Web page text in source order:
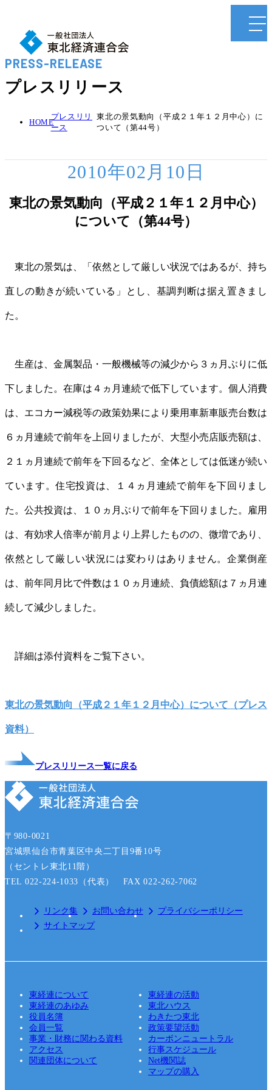
PRESS-RELEASE
プレスリリース
HOME
プレスリリ
ース
東北の景気動向（平成２１年１２月中心）に
ついて（第44号）
2010年02月10日
東北の景気動向（平成２１年１２月中心）
について（第44号）
東北の景気は、「依然として厳しい状況ではあるが、持ち
直しの動きが続いている」とし、基調判断は据え置きまし
た。
生産は、金属製品・一般機械等の減少から３ヵ月ぶりに低
下しました。在庫は４ヵ月連続で低下しています。個人消費
は、エコカー減税等の政策効果により乗用車新車販売台数は
６ヵ月連続で前年を上回りましたが、大型小売店販売額は、
２１ヵ月連続で前年を下回るなど、全体としては低迷が続い
ています。住宅投資は、１４ヵ月連続で前年を下回りまし
た。公共投資は、１０ヵ月ぶりで前年を下回りました。雇用
は、有効求人倍率が前月より上昇したものの、微増であり、
依然として厳しい状況には変わりはありません。企業倒産
は、前年同月比で件数は１０ヵ月連続、負債総額は７ヵ月連
続して減少しました。
詳細は添付資料をご覧下さい。
東北の景気動向（平成２１年１２月中心）について（プレス
資料）
プレスリリース一覧に戻る
〒980-0021
宮城県仙台市青葉区中央二丁目9番10号
（セントレ東北11階）
TEL 022-224-1033（代表） FAX 022-262-7062
リンク集 お問い合わせ
プライバシーポリシー
サイトマップ
東経連について
東経連の活動
東経連のあゆみ
東北ハウス
役員名簿
わきたつ東北
会員一覧
政策要望活動
事業・財務に関わる資料
カーボンニュートラル
アクセス
行事スケジュール
関連団体について
Net機関誌
マップの購入